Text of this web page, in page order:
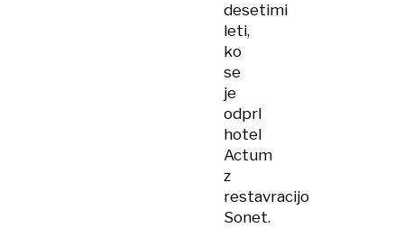
desetimi
leti,
ko
se
je
odprl
hotel
Actum
z
restavracijo
Sonet.